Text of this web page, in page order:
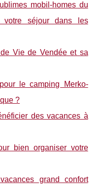
mobil-homes du
votre séjour dans les
Vie de Vendée et sa
le camping Merko-
?
des vacances à
bien organiser votre
grand confort